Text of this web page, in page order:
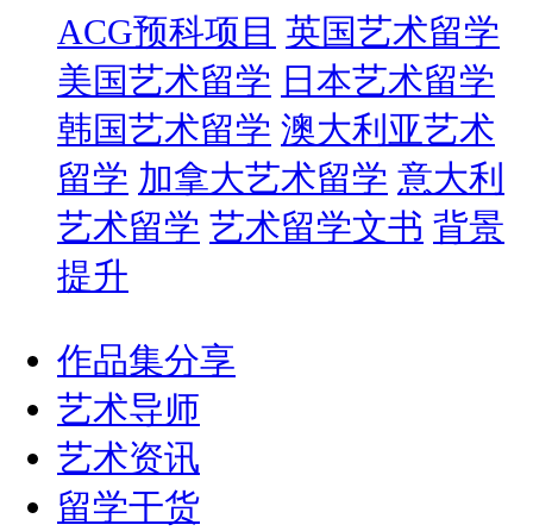
ACG预科项目 英国艺术留学
美国艺术留学 日本艺术留学
韩国艺术留学 澳大利亚艺术
留学 加拿大艺术留学 意大利
艺术留学 艺术留学文书 背景
提升
作品集分享
艺术导师
艺术资讯
留学干货